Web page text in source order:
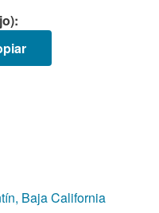
Baja California